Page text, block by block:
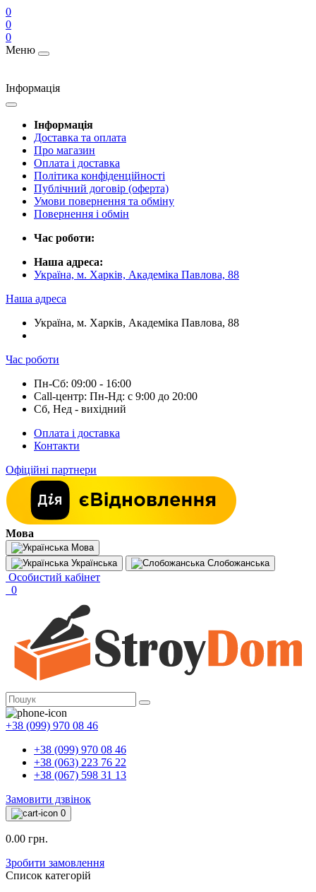
0
0
0
Меню
Інформація
Інформація
Доставка та оплата
Про магазин
Оплата і доставка
Політика конфіденційності
Публічний договір (оферта)
Умови повернення та обміну
Повернення і обмін
Час роботи:
Наша адреса:
Україна, м. Харків, Академіка Павлова, 88
Наша адреса
Україна, м. Харків, Академіка Павлова, 88
Час роботи
Пн-Сб: 09:00 - 16:00
Call-центр: Пн-Нд: с 9:00 до 20:00
Сб, Нед - вихідний
Оплата і доставка
Контакти
Офіційні партнери
Мова
Мова
Українська
Слобожанська
Особистий кабінет
0
+38 (099) 970 08 46
+38 (099) 970 08 46
+38 (063) 223 76 22
+38 (067) 598 31 13
Замовити дзвінок
0
0.00 грн.
Зробити замовлення
Список категорій